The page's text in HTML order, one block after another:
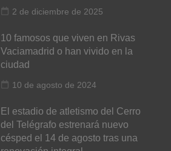
2 de diciembre de 2025
10 famosos que viven en Rivas
Vaciamadrid o han vivido en la
ciudad
10 de agosto de 2024
El estadio de atletismo del Cerro
del Telégrafo estrenará nuevo
césped el 14 de agosto tras una